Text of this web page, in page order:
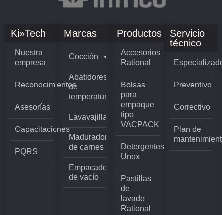
Ki»Tech
Nuestra
empresa
Reconocimientos
Asesorías
Capacitaciones
PQRS
Marcas
Cocción
Abatidores
de
temperatura
Lavavajillas
Madurador
de carnes
Empacadoras
de vacío
Productos
Accesorios
Rational
Bolsas
para
empaque
tipo
VACPACK
Detergentes
Unox
Pastillas
de
lavado
Rational
Servicio
técnico
Preventivo
Correctivo
Plan de